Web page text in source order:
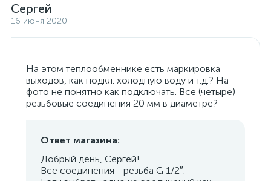
Сергей
16 июня 2020
На этом теплообменнике есть маркировка
выходов, как подкл. холодную воду и т.д.? На
фото не понятно как подключать. Все (четыре)
резьбовые соединения 20 мм в диаметре?
Ответ магазина:
Добрый день, Сергей!
Все соединения - резьба G 1/2″.